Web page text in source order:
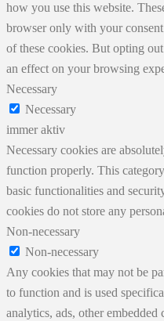
how you use this website.
browser only with your
of these cookies. But opting
an effect on your browsing
Necessary
Necessary
immer aktiv
Necessary cookies are
function properly. This
basic functionalities and
cookies do not store any
Non-necessary
Non-necessary
Any cookies that may not be
to function and is used
analytics, ads, other embedded